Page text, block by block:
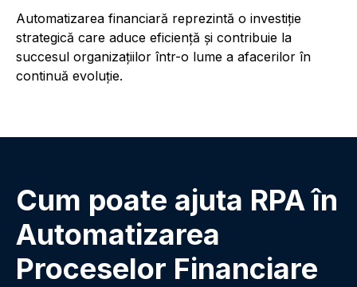
Automatizarea financiară reprezintă o investiție
strategică care aduce eficiență și contribuie la
succesul organizațiilor într-o lume a afacerilor în
continuă evoluție.
Cum poate ajuta RPA în
Automatizarea
Proceselor Financiare